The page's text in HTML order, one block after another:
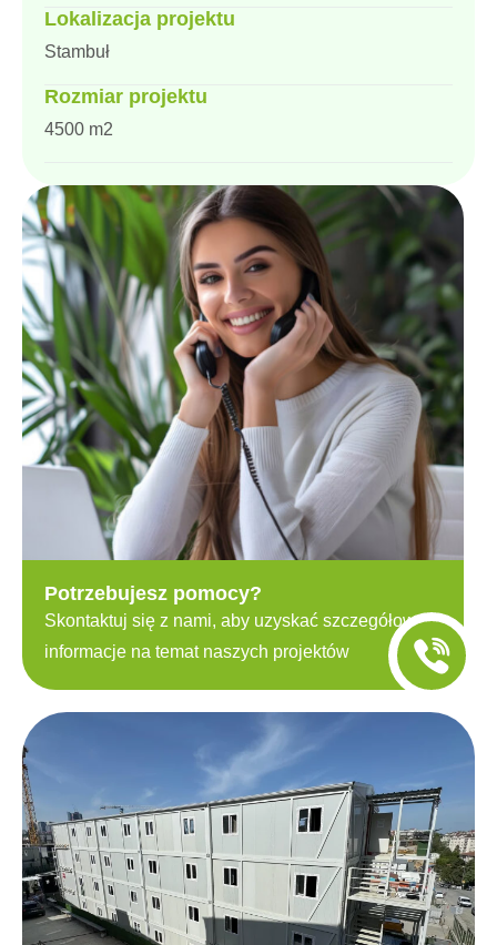
Lokalizacja projektu
Stambuł
Rozmiar projektu
4500 m2
Potrzebujesz pomocy?
Skontaktuj się z nami, aby uzyskać szczegółowe
informacje na temat naszych projektów